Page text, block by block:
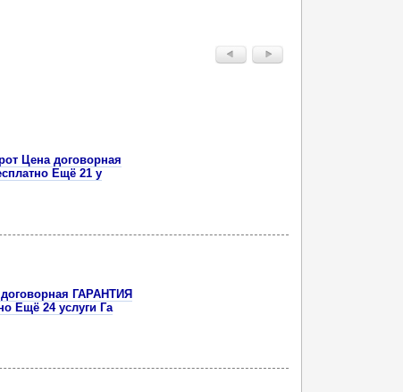
Цена договорная
Ещё 21 у
ГАРАНТИЯ
Ещё 24 услуги Га